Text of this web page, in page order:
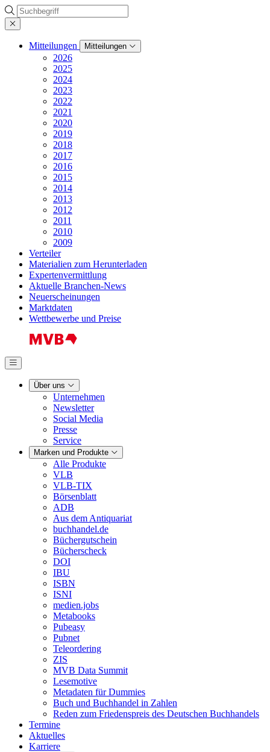
Suche
Mitteilungen Mitteilungen
2026
2025
2024
2023
2022
2021
2020
2019
2018
2017
2016
2015
2014
2013
2012
2011
2010
2009
Verteiler
Materialien zum Herunterladen
Expertenvermittlung
Aktuelle Branchen-News
Neuerscheinungen
Marktdaten
Wettbewerbe und Preise
Über uns
Unternehmen
Newsletter
Social Media
Presse
Service
Marken und Produkte
Alle Produkte
VLB
VLB-TIX
Börsenblatt
ADB
Aus dem Antiquariat
buchhandel.de
Büchergutschein
Bücherscheck
DOI
IBU
ISBN
ISNI
medien.jobs
Metabooks
Pubeasy
Pubnet
Teleordering
ZIS
MVB Data Summit
Lesemotive
Metadaten für Dummies
Buch und Buchhandel in Zahlen
Reden zum Friedenspreis des Deutschen Buchhandels
Termine
Aktuelles
Karriere